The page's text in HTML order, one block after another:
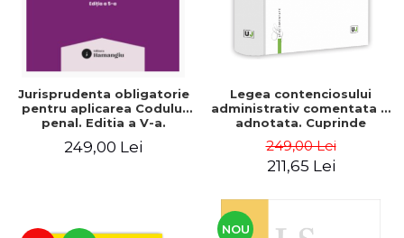
Jurisprudenta obligatorie
pentru aplicarea Codului
penal. Editia a V-a.
249,00 Lei
Legea contenciosului
administrativ comentata si
adnotata. Cuprinde
doctrina. Editia a VI-a,
revazuta si adaugita -
249,00 Lei
211,65 Lei
NOU